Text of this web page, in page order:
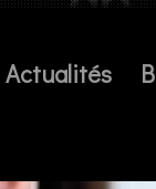
Actualités